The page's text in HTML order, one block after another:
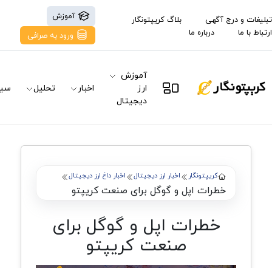
تبلیغات و درج آگهی
بلاگ کریپتونگار
ارتباط با ما
درباره ما
آموزش
ورود به صرافی
آموزش
ارز
دیجیتال
اخبار تحلیل
کریپتونگار اخبار ارز دیجیتال اخبار داغ ارز دیجیتال
خطرات اپل و گوگل برای صنعت کریپتو
خطرات اپل و گوگل برای
صنعت کریپتو